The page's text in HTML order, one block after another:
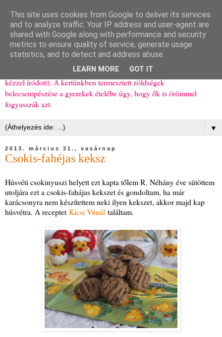
Ízőrző
Kisgyerekes család kipróbált, többnyire egészséges ételeket
bemutató receptjei a mindennapokra (mert a papírfecniket folyton
elhagyom) és gyerekeimnek ajándékba (mint régen, csak ez nem
kézzel íródott). A kertünkben termesztett zöldségek
belecsempészése a gyerekek ételébe úgy, hogy ők is örömmel
fogyasszák azt.
▼
2013. március 31., vasárnap
Csokis-fahéjas keksz
Húsvéti csokinyuszi helyett ezt kapta tőlem R. Néhány éve sütöttem
utoljára ezt a csokis-fahájas kekszet és gondoltam, ha már
karácsonyra nem készítettem neki ilyen kekszet, akkor majd kap
húsvétra. A receptet Kicsi Vúnál találtam.
This site uses cookies from Google to deliver its services
and to analyze traffic. Your IP address and user-agent are
shared with Google along with performance and security
metrics to ensure quality of service, generate usage
statistics, and to detect and address abuse.
LEARN MORE GOT IT